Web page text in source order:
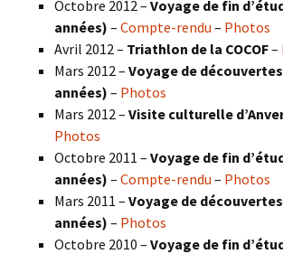
Octobre 2012 – Voyage de fin
années) – Compte-rendu – Photos
Avril 2012 – Triathlon de la COCOF–
Mars 2012 – Voyage de
années) – Photos
Mars 2012 – Visite culturelle
Photos
Octobre 2011 – Voyage de fin
années) – Compte-rendu – Photos
Mars 2011 – Voyage de
années) – Photos
Octobre 2010 – Voyage de fin